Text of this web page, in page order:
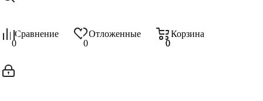
Сравнение
0
Отложенные
0
Корзина
0
0